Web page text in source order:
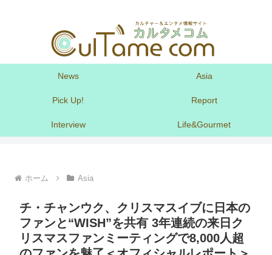
News Asia
Pick Up! Report
Interview Life&Gourmet
ホーム Asia
チ・チャンウク、クリスマスイブに日本の
ファンと“WISH”を共有 3年連続の来日ク
リスマスファンミーティングで8,000人超